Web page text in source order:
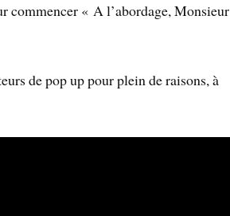
commencer « A l’abordage, Monsieur
de pop up pour plein de raisons, à